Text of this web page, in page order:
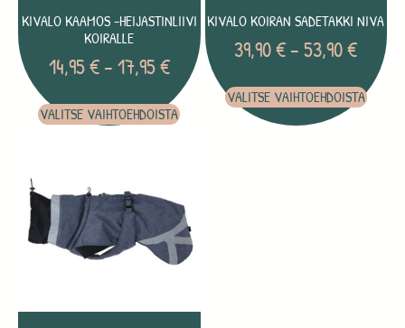
KIVALO KAAMOS -HEIJASTINLIIVI
KOIRALLE
14,95€ –17,95€
VALITSE VAIHTOEHDOISTA
KIVALO KOIRAN SADETAKKI NIVA
39,90€– 53,90€
VALITSE VAIHTOEHDOISTA